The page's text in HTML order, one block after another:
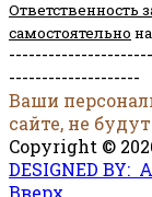
Ответственность
самостоятельно
--------------------
Ваши
сайте, не
Copyright ©
DESIGNED BY:
Вверх